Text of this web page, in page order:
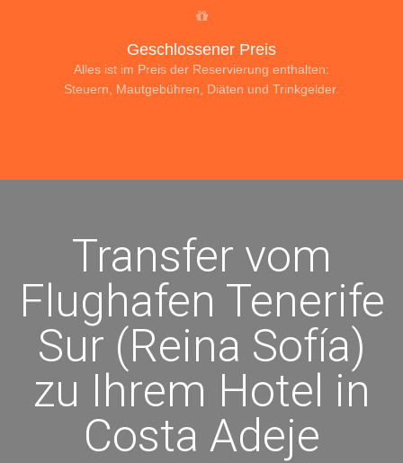
Geschlossener Preis
Alles ist im Preis der Reservierung enthalten:
Steuern, Mautgebühren, Diäten und Trinkgelder.
Transfer vom
Flughafen Tenerife
Sur (Reina Sofía)
zu Ihrem Hotel in
Costa Adeje